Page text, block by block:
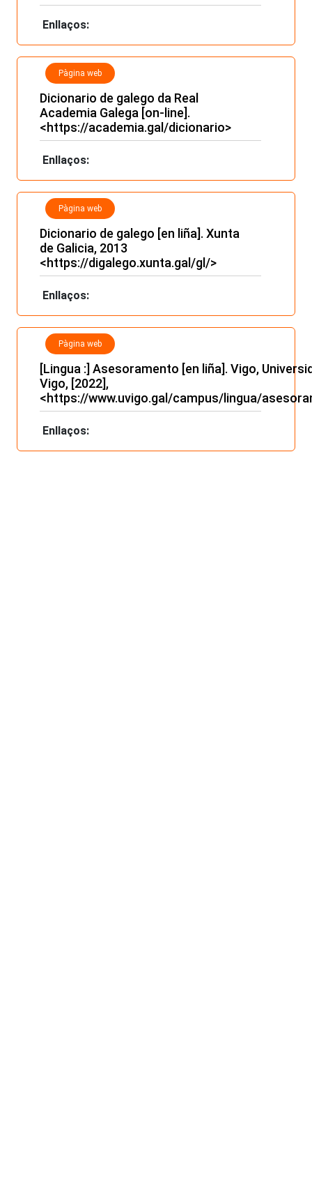
Enllaços:
Pàgina web
Dicionario de galego da Real
Academia Galega [on-line].
<https://academia.gal/dicionario>
Enllaços:
Pàgina web
Dicionario de galego [en liña]. Xunta
de Galicia, 2013
<https://digalego.xunta.gal/gl/>
Enllaços:
Pàgina web
[Lingua :] Asesoramento [en liña]. Vigo,
Vigo, [2022],
<https://www.uvigo.gal/campus/lingua/
Enllaços: